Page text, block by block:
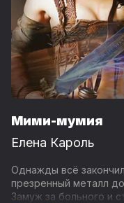
Мими-мумия
Елена Кароль
Однажды всё
презренный металл
Замуж за больного и